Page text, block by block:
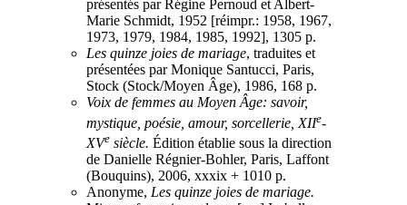
présentés par Régine Pernoud et Albert-
Marie Schmidt, 1952 [réimpr.: 1958, 1967,
1973, 1979, 1984, 1985, 1992], 1305 p.
Les quinze joies de mariage, traduites et
présentées par Monique Santucci, Paris,
Stock (Stock/Moyen Âge), 1986, 168 p.
Voix de femmes au Moyen Âge: savoir,
mystique, poésie, amour, sorcellerie, XIIe-
XVe siècle. Édition établie sous la direction
de Danielle Régnier-Bohler, Paris, Laffont
(Bouquins), 2006, xxxix + 1010 p.
Anonyme, Les quinze joies de mariage.